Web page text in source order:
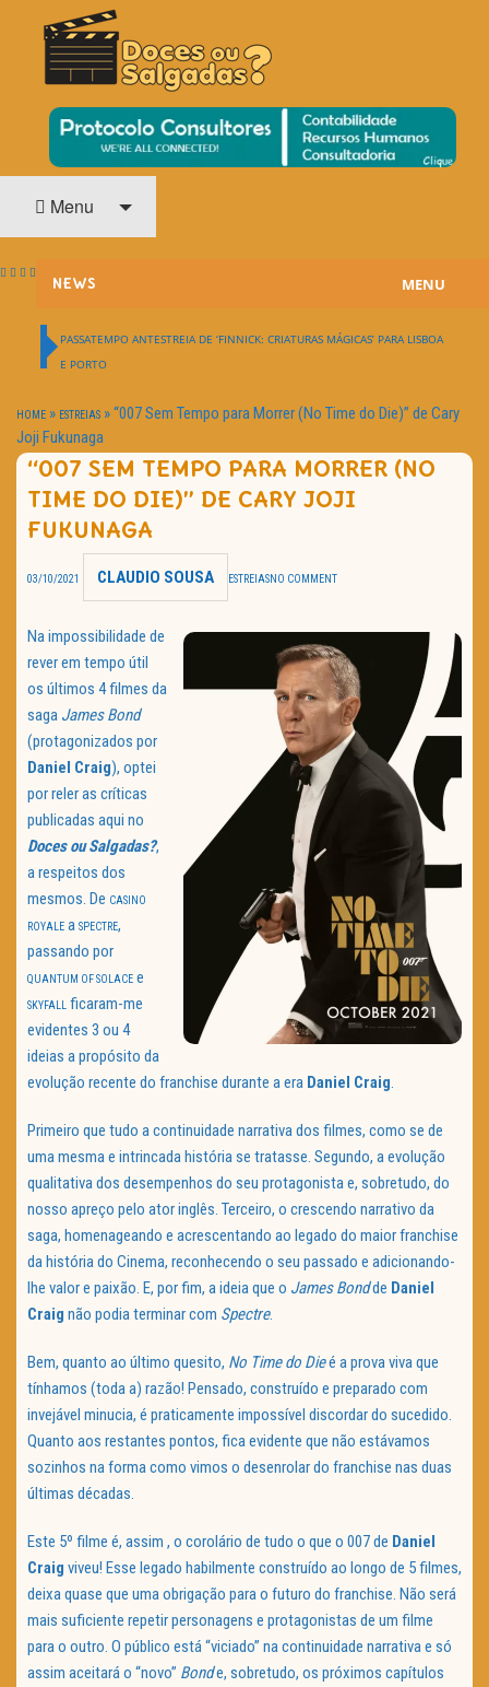
DOCES OU SALGADAS?
O Cinema? Uma Paixão!!
Menu
NEWS
HOME CINEMA
NOTA PESSOAL
TRAILER DO DIA
Política de Privacidade
MENU
PASSATEMPO ANTESTREIA DE ‘FINNICK: CRIATURAS MÁGICAS’ PARA LISBOA
E PORTO
HOME » ESTREIAS »“007 Sem Tempo para Morrer (No Time do Die)” de Cary
Joji Fukunaga
“007 SEM TEMPO PARA MORRER (NO
TIME DO DIE)” DE CARY JOJI
FUKUNAGA
03/10/2021 CLAUDIO SOUSA ESTREIASNO COMMENT
Na impossibilidade de
rever em tempo útil
os últimos 4 filmes da
saga James Bond
(protagonizados por
Daniel Craig), optei
por reler as críticas
publicadas aqui no
Doces ou Salgadas?,
a respeitos dos
mesmos. De CASINO
ROYALE a SPECTRE,
passando por
QUA NTUM OF SOLACE e
SKYFALL
ficaram-me
evidentes 3 ou 4
ideias a propósito da
evolução recente do franchise durante a era Daniel Craig.
Primeiro que tudo a continuidade narrativa dos filmes, como se de
uma mesma e intrincada história se tratasse. Segundo, a evolução
qualitativa dos desempenhos do seu protagonista e, sobretudo, do
nosso apreço pelo ator inglês. Terceiro, o crescendo narrativo da
saga, homenageando e acrescentando ao legado do maior franchise
da história do Cinema, reconhecendo o seu passado e adicionando-
lhe valor e paixão. E, por fim, a ideia que o James Bondde Daniel
Craig não podia terminar com Spectre.
Bem, quanto ao último quesito, No Time do Dieé a prova viva que
tínhamos (toda a) razão! Pensado, construído e preparado com
invejável minucia, é praticamente impossível discordar do sucedido.
Quanto aos restantes pontos, fica evidente que não estávamos
sozinhos na forma como vimos o desenrolar do franchise nas duas
últimas décadas.
Este 5º filme é, assim , o corolário de tudo o que o 007 de Daniel
Craig viveu! Esse legado habilmente construído ao longo de 5 filmes,
deixa quase que uma obrigação para o futuro do franchise. Não será
mais suficiente repetir personagens e protagonistas de um filme
para o outro. O público está “viciado” na continuidade narrativa e só
assim aceitará o “novo” Bonde, sobretudo, os próximos capítulos